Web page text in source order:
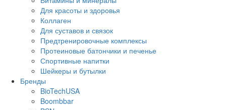
Для красоты и здоровья
Коллаген
Для суставов и связок
Предтренировочные комплексы
Протеиновые батончики и печенье
Спортивные напитки
Шейкеры и бутылки
Бренды
BioTechUSA
Boombbar